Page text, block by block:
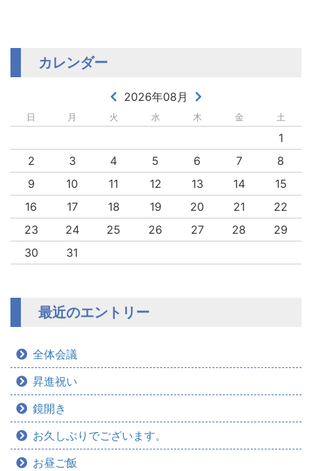
カレンダー
2026年08月
日 月 火 水 木 金 土
1
2
3 4 5 6 7
8
9
10 11 12 13 14
15
16
17 18 19 20 21
22
23
24 25 26 27 28
29
30
31
最近のエントリー
全体会議
昇進祝い
鏡開き
お久しぶりでございます。
お昼ご飯